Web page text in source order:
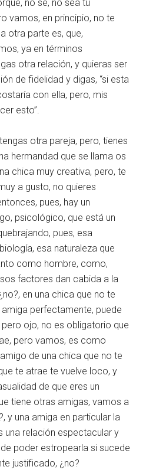
no sé, no sea tu
vamos, en principio, no te
otra parte es, que,
ya en términos
otra relación, y quieras ser
de fidelidad y digas, “si esta
con ella, pero, mis
esto”.
otra pareja, pero, tienes
hermandad que se llama os
chica muy creativa, pero, te
a gusto, no quieres
pues, hay un
psicológico, que está un
pues, esa
esa naturaleza que
como hombre, como,
factores dan cabida a la
en una chica que no te
perfectamente, puede
ojo, no es obligatorio que
pero vamos, es como
de una chica que no te
te atrae te vuelve loco, y
de que eres un
tiene otras amigas, vamos a
y una amiga en particular la
una relación espectacular y
poder estropearla si sucede
justificado, ¿no?